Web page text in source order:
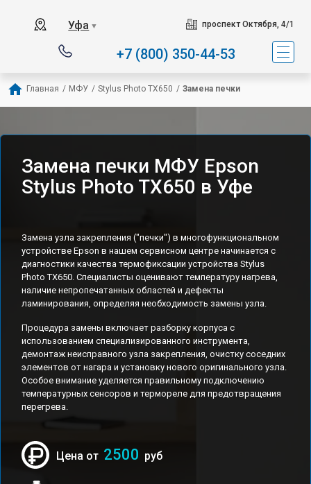
Уфа ▼ проспект Октября, 4/1
+7 (800) 350-44-53
Главная / МФУ / Stylus Photo TX650 / Замена печки
Замена печки МФУ Epson
Stylus Photo TX650 в Уфе
Замена узла закрепления ("печки") в многофункциональном
устройстве Epson в нашем сервисном центре начинается с
диагностики качества термофиксации устройства Stylus
Photo TX650. Специалисты оценивают температуру нагрева,
наличие непропечатанных областей и дефекты
ламинирования, определяя необходимость замены узла.
Процедура замены включает разборку корпуса с
использованием специализированного инструмента,
демонтаж неисправного узла закрепления, очистку соседних
элементов от нагара и установку нового оригинального узла.
Особое внимание уделяется правильному подключению
температурных сенсоров и термореле для предотвращения
перегрева.
Цена от 2500 руб